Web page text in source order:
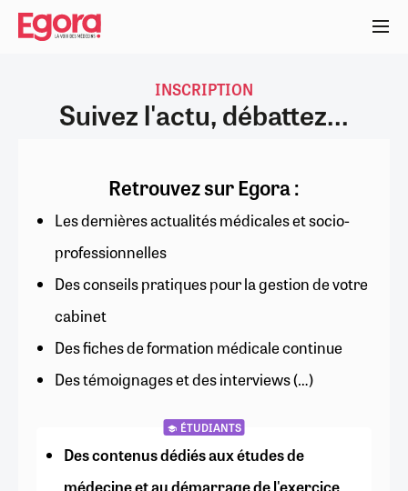
Aller
contenu
INSCRIPTION
Suivez l'actu, débattez...
Retrouvez sur Egora :
Les dernières actualités médicales et socio-
professionnelles
Des conseils pratiques pour la gestion de votre
cabinet
Des fiches de formation médicale continue
Des témoignages et des interviews (…)
ÉTUDIANTS
Des contenus dédiés aux études de
médecine et au démarrage de l'exercice